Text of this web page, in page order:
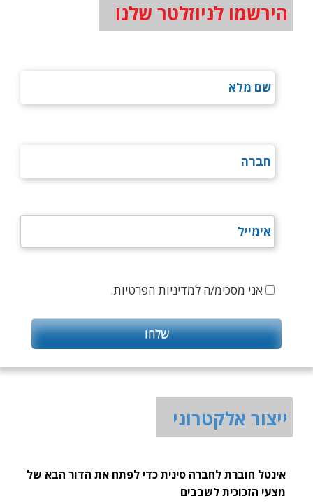
הירשמו לניוזלטר שלנו
אני מסכימ/ה למדיניות הפרטיות.
ייצור אלקטרוני
אינטל חוברת לחברה סינית כדי לפתח את הדור הבא של
מצעי הזכוכית לשבבים